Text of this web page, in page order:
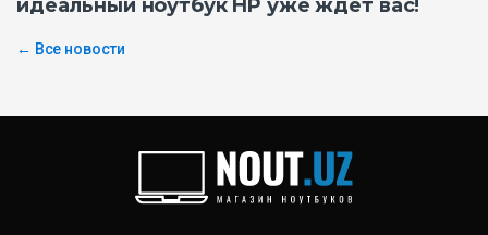
идеальный ноутбук HP уже ждёт вас!
← Все новости